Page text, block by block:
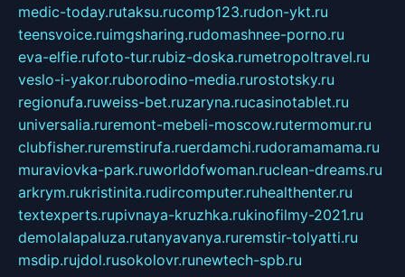
medic-today.rutaksu.rucomp123.rudon-ykt.ru
teensvoice.ruimgsharing.rudomashnee-porno.ru
eva-elfie.rufoto-tur.rubiz-doska.rumetropoltravel.ru
veslo-i-yakor.ruborodino-media.rurostotsky.ru
regionufa.ruweiss-bet.ruzaryna.rucasinotablet.ru
universalia.ruremont-mebeli-moscow.rutermomur.ru
clubfisher.ruremstirufa.ruerdamchi.rudoramamama.ru
muraviovka-park.ruworldofwoman.ruclean-dreams.ru
arkrym.rukristinita.rudircomputer.ruhealthenter.ru
textexperts.rupivnaya-kruzhka.rukinofilmy-2021.ru
demolalapaluza.rutanyavanya.ruremstir-tolyatti.ru
msdip.rujdol.rusokolovr.runewtech-spb.ru